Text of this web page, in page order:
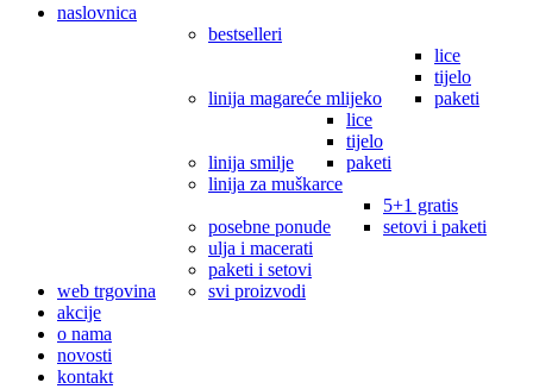
naslovnica
web trgovina
bestselleri
linija magareće mlijeko
lice
tijelo
paketi
linija smilje
lice
tijelo
paketi
linija za muškarce
posebne ponude
5+1 gratis
setovi i paketi
ulja i macerati
paketi i setovi
svi proizvodi
akcije
o nama
novosti
kontakt